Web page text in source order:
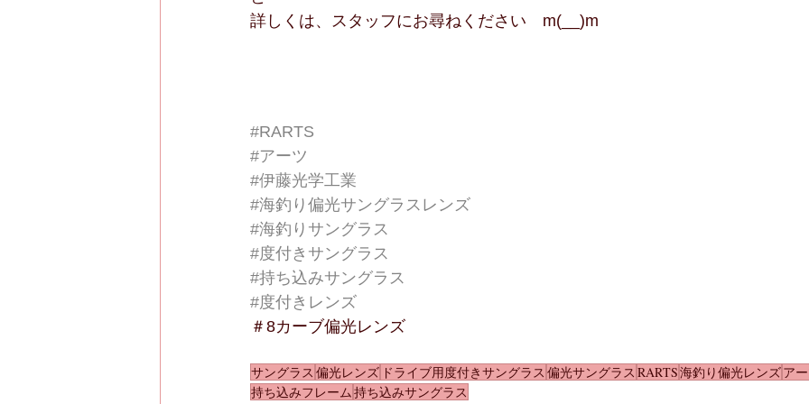
詳しくは、スタッフにお尋ねください　m(__)m
#RARTS
#アーツ
#伊藤光学工業
#海釣り偏光サングラスレンズ
#海釣りサングラス
#度付きサングラス
#持ち込みサングラス
#度付きレンズ
＃8カーブ偏光レンズ
サングラス 偏光レンズ ドライブ用度付きサングラス 偏光サングラス RARTS海釣り偏光レンズア
持ち込みフレーム 持ち込みサングラス